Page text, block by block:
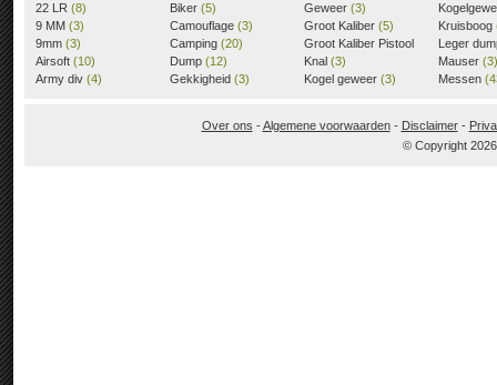
22 LR (8)
9 MM (3)
9mm (3)
Airsoft (10)
Army div (4)
Biker (5)
Camouflage (3)
Camping (20)
Dump (12)
Gekkigheid (3)
Geweer (3)
Groot Kaliber (5)
Groot Kaliber Pistool
(3)
Knal (3)
Kogel geweer (3)
Kruisboog
Leger
Mauser (3)
Messen
Over ons -Algemene voorwaarden- Disclaimer-
© Copyright